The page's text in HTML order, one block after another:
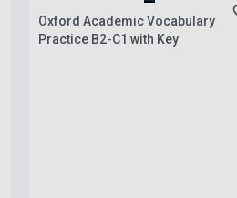
Oxford Academic Vocabulary
Practice B2-C1 with Key